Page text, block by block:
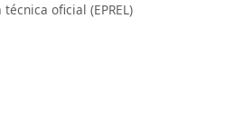
oficial (EPREL)